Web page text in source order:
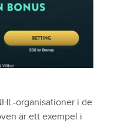
organisationer i de
är ett exempel i